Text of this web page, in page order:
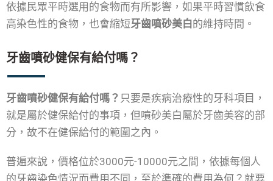
依據民眾平時選用的食物而有所影響，如果平時習慣飲食
高染色性的食物，也會縮短牙齒噴砂美白的維持時間。
牙齒噴砂健保有給付嗎？
牙齒噴砂健保有給付嗎？ 只要是疾病治療性的牙科項目，
就是屬於健保給付的事項，但噴砂美白屬於牙齒美容的部
分，故不在健保給付的範圍之內。
普遍來說，價格位於3000元-10000元之間，依據每個人